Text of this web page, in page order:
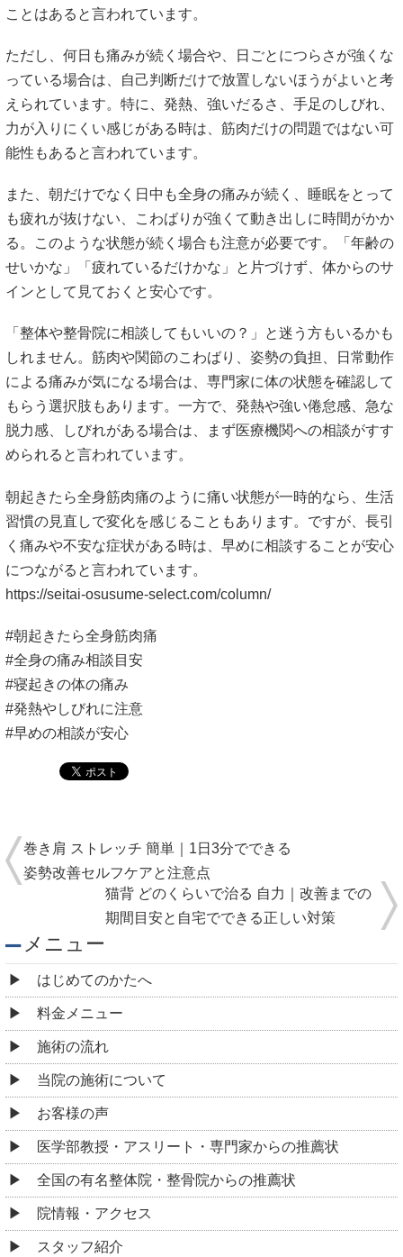
ことはあると言われています。
ただし、何日も痛みが続く場合や、日ごとにつらさが強くな
っている場合は、自己判断だけで放置しないほうがよいと考
えられています。特に、発熱、強いだるさ、手足のしびれ、
力が入りにくい感じがある時は、筋肉だけの問題ではない可
能性もあると言われています。
また、朝だけでなく日中も全身の痛みが続く、睡眠をとって
も疲れが抜けない、こわばりが強くて動き出しに時間がかか
る。このような状態が続く場合も注意が必要です。「年齢の
せいかな」「疲れているだけかな」と片づけず、体からのサ
インとして見ておくと安心です。
「整体や整骨院に相談してもいいの？」と迷う方もいるかも
しれません。筋肉や関節のこわばり、姿勢の負担、日常動作
による痛みが気になる場合は、専門家に体の状態を確認して
もらう選択肢もあります。一方で、発熱や強い倦怠感、急な
脱力感、しびれがある場合は、まず医療機関への相談がすす
められると言われています。
朝起きたら全身筋肉痛のように痛い状態が一時的なら、生活
習慣の見直しで変化を感じることもあります。ですが、長引
く痛みや不安な症状がある時は、早めに相談することが安心
につながると言われています。
https://seitai-osusume-select.com/column/
#朝起きたら全身筋肉痛
#全身の痛み相談目安
#寝起きの体の痛み
#発熱やしびれに注意
#早めの相談が安心
巻き肩 ストレッチ 簡単｜1日3分でできる
姿勢改善セルフケアと注意点
猫背 どのくらいで治る 自力｜改善までの
期間目安と自宅でできる正しい対策
メニュー
はじめてのかたへ
料金メニュー
施術の流れ
当院の施術について
お客様の声
医学部教授・アスリート・専門家からの推薦状
全国の有名整体院・整骨院からの推薦状
院情報・アクセス
スタッフ紹介